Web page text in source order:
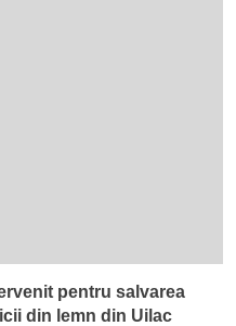
pentru salvarea
din lemn din Uilac